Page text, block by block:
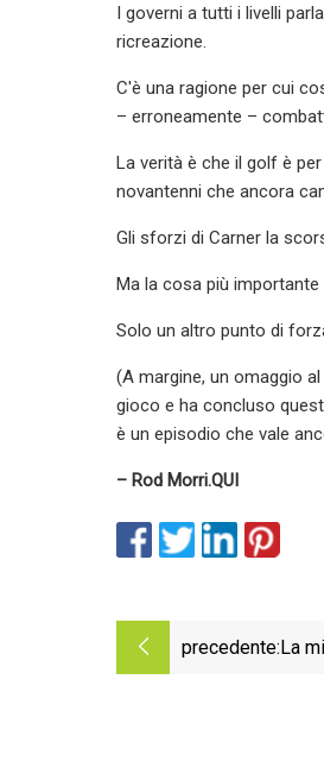
I governi a tutti i livelli
ricreazione.
C'è una ragione per cui
– erroneamente –
La verità è che il golf è
novantenni che ancora
Gli sforzi di Carner la
Ma la cosa più
Solo un altro punto di
(A margine, un omaggio
gioco e ha concluso
è un episodio che vale
– Rod Morri.QUI
precedente:La